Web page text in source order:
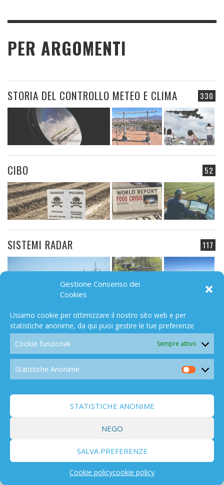
Gestione Consenso dei
Cookies
Usiamo cookie per ottimizzare il nostro sito web e per
statistiche anonime, da qui puoi gestire le tue preferenze
Cookie funzionali
Sempre attivo
Statistiche Anonime
STATISTICHE ANONIME
NEGO
SALVA PREFERENZE
Cookie policycookie policy
PER ARGOMENTI
330
STORIA DEL CONTROLLO METEO E CLIMA
52
CIBO
117
SISTEMI RADAR
BIODIVERSITÀ
120
BREVETTI/LEGGI/ INIZIATIVE PARLAMENTARI E